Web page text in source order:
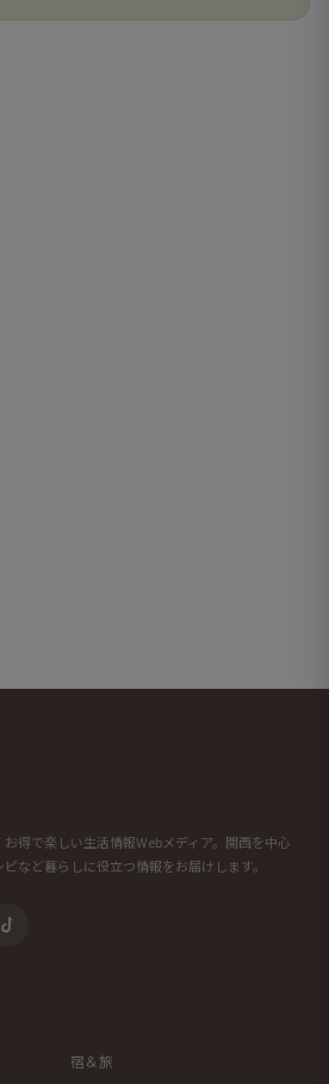
得で楽しい生活情報Webメディア。関西を中心
など暮らしに役立つ情報をお届けします。
宿＆旅